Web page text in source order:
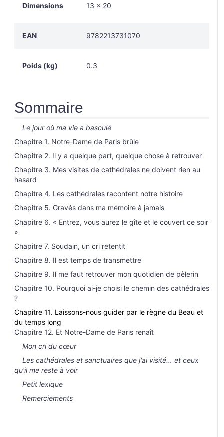
Dimensions 13 x 20
EAN 9782213731070
Poids (kg) 0.3
Sommaire
Le jour où ma vie a basculé
Chapitre 1. Notre-Dame de Paris brûle
Chapitre 2. Il y a quelque part, quelque chose à retrouver
Chapitre 3. Mes visites de cathédrales ne doivent rien au
hasard
Chapitre 4. Les cathédrales racontent notre histoire
Chapitre 5. Gravés dans ma mémoire à jamais
Chapitre 6. « Entrez, vous aurez le gîte et le couvert ce soir
»
Chapitre 7. Soudain, un cri retentit
Chapitre 8. Il est temps de transmettre
Chapitre 9. Il me faut retrouver mon quotidien de pèlerin
Chapitre 10. Pourquoi ai-je choisi le chemin des cathédrales
?
Chapitre 11. Laissons-nous guider par le règne du Beau et
du temps long
Chapitre 12. Et Notre-Dame de Paris renaît
Mon cri du cœur
Les cathédrales et sanctuaires que j'ai visité… et ceux
qu'il me reste à voir
Petit lexique
Remerciements